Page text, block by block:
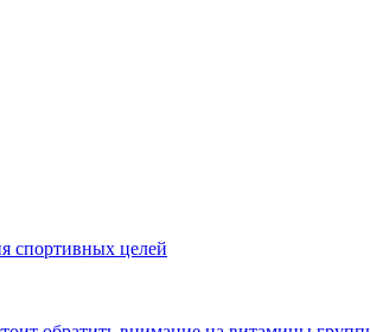
спортивных целей